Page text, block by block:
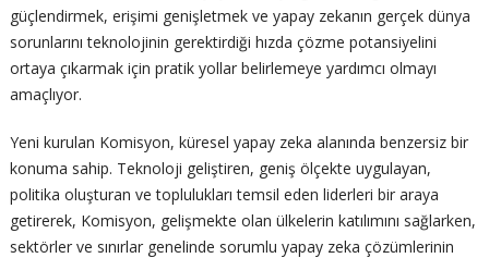
güçlendirmek, erişimi genişletmek ve yapay zekanın gerçek dünya
sorunlarını teknolojinin gerektirdiği hızda çözme potansiyelini
ortaya çıkarmak için pratik yollar belirlemeye yardımcı olmayı
amaçlıyor.
Yeni kurulan Komisyon, küresel yapay zeka alanında benzersiz bir
konuma sahip. Teknoloji geliştiren, geniş ölçekte uygulayan,
politika oluşturan ve toplulukları temsil eden liderleri bir araya
getirerek, Komisyon, gelişmekte olan ülkelerin katılımını sağlarken,
sektörler ve sınırlar genelinde sorumlu yapay zeka çözümlerinin